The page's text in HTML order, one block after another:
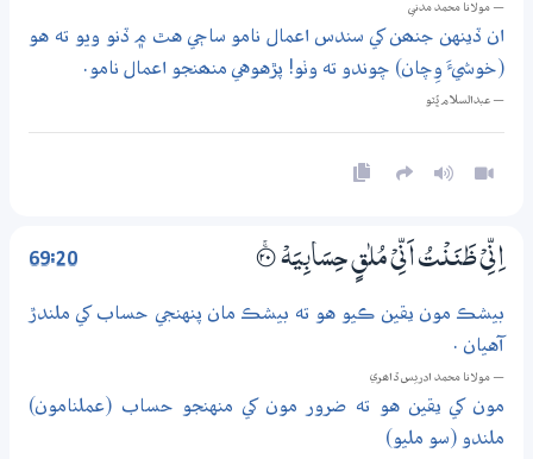
— مولانا محمد مدني
ان ڏينهن جنھن کي سندس اعمال نامو ساڄي هٿ ۾ ڏنو ويو ته هو
(خوشيءَ وِچان) چوندو ته وٺو! پڙهوهي منھنجو اعمال نامو.
— عبدالسلام ڀُٽو
69:20 اِنِّىْ ظَنَنْتُ اَنِّىْ مُلٰقٍ حِسَابِيَهْ ؀ۚ20
بيشڪ مون يقين ڪيو هو ته بيشڪ مان پنهنجي حساب کي ملندڙ
آهيان .
— مولانا محمد ادريس ڏاھري
مون کي يقين هو ته ضرور مون کي منهنجو حساب (عملنامون)
ملندو (سو مليو)